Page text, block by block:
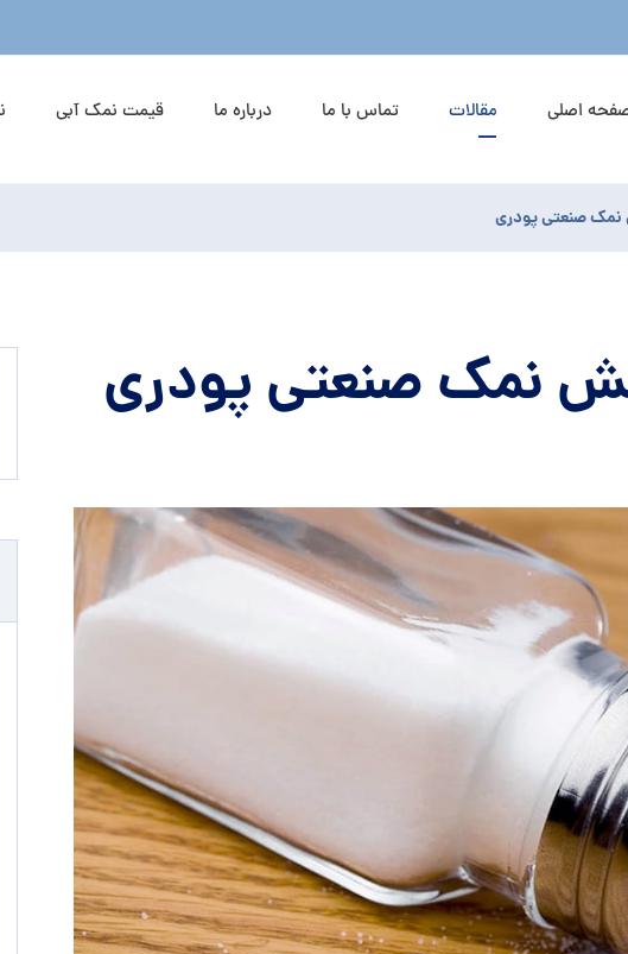
اصلی مقالات تماس با ما درباره ما قیمت نمک آبی
نمک صنعتی پودری
نمک صنعتی پودری